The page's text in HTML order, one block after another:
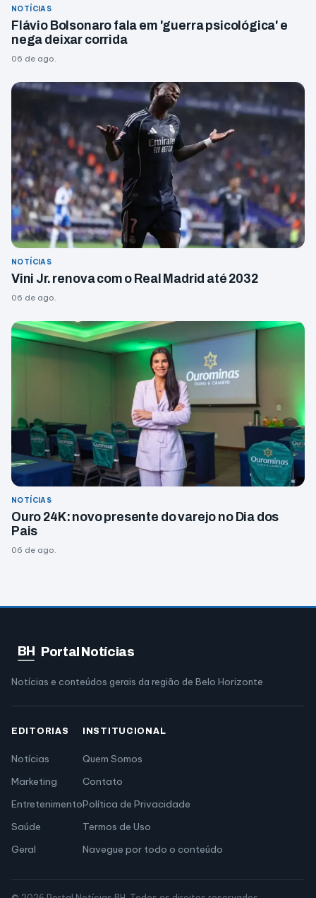
NOTÍCIAS
Flávio Bolsonaro fala em 'guerra psicológica' e
nega deixar corrida
06 de ago.
NOTÍCIAS
Vini Jr. renova com o Real Madrid até 2032
06 de ago.
NOTÍCIAS
Ouro 24K: novo presente do varejo no Dia dos
Pais
06 de ago.
BH Portal Notícias
Notícias e conteúdos gerais da região de Belo Horizonte
EDITORIAS
Notícias
Marketing
Entretenimento
Saúde
Geral
INSTITUCIONAL
Quem Somos
Contato
Política de Privacidade
Termos de Uso
Navegue por todo o conteúdo